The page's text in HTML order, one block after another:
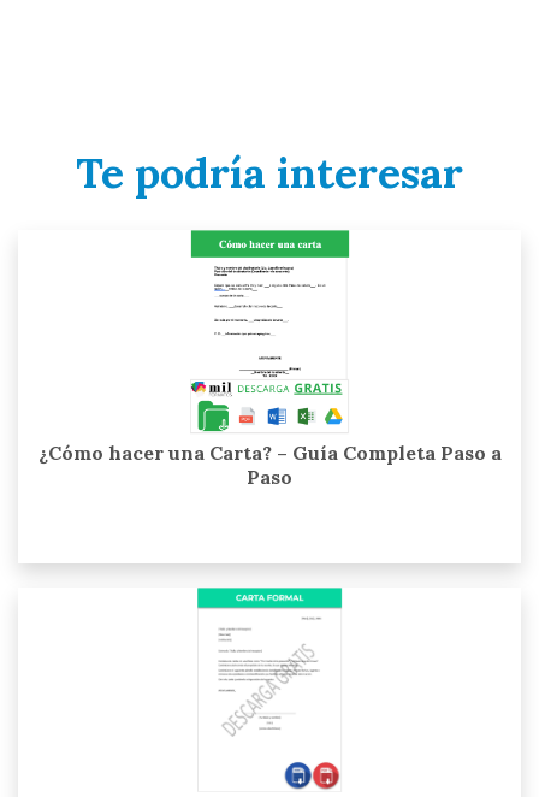
Te podría interesar
¿Cómo hacer una Carta? – Guía Completa Paso a
Paso